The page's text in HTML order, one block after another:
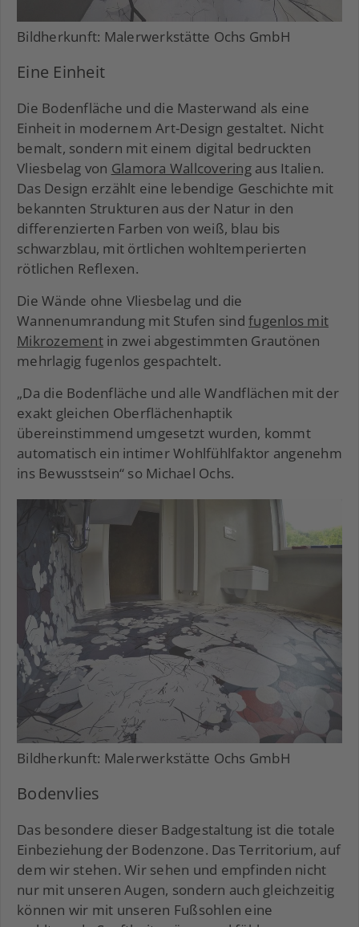
Bildherkunft: Malerwerkstätte Ochs GmbH
Eine Einheit
Die Bodenfläche und die Masterwand als eine
Einheit in modernem Art-Design gestaltet. Nicht
bemalt, sondern mit einem digital bedruckten
Vliesbelag von Glamora Wallcoveringaus Italien.
Das Design erzählt eine lebendige Geschichte mit
bekannten Strukturen aus der Natur in den
differenzierten Farben von weiß, blau bis
schwarzblau, mit örtlichen wohltemperierten
rötlichen Reflexen.
Die Wände ohne Vliesbelag und die
Wannenumrandung mit Stufen sind fugenlos mit
Mikrozementin zwei abgestimmten Grautönen
mehrlagig fugenlos gespachtelt.
„Da die Bodenfläche und alle Wandflächen mit der
exakt gleichen Oberflächenhaptik
übereinstimmend umgesetzt wurden, kommt
automatisch ein intimer Wohlfühlfaktor angenehm
ins Bewusstsein“ so Michael Ochs.
Bildherkunft: Malerwerkstätte Ochs GmbH
Bodenvlies
Das besondere dieser Badgestaltung ist die totale
Einbeziehung der Bodenzone. Das Territorium, auf
dem wir stehen. Wir sehen und empfinden nicht
nur mit unseren Augen, sondern auch gleichzeitig
können wir mit unseren Fußsohlen eine